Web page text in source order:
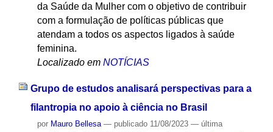
da Saúde da Mulher com o objetivo de contribuir
com a formulação de políticas públicas que
atendam a todos os aspectos ligados à saúde
feminina.
Localizado em NOTÍCIAS
Grupo de estudos analisará perspectivas para a
filantropia no apoio à ciência no Brasil
por Mauro Bellesa — publicado11/08/2023 — última